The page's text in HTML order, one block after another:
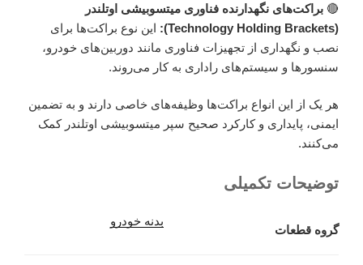
🔴 براکت‌های نگهدارنده فناوری میتسوبیشی اوتلندر
(Technology Holding Brackets):
این نوع براکت‌ها برای
نصب و نگهداری از تجهیزات فناوری مانند دوربین‌های خودرو،
سنسورها و سیستم‌های راداری به کار می‌روند.
هر یک از این انواع براکت‌ها وظیفه‌های خاصی دارند و به تضمین
ایمنی، پایداری و کارکرد صحیح سپر میتسوبیشی اوتلندر کمک
می‌کنند.
توضیحات تکمیلی
گروه قطعات
بدنه خودرو